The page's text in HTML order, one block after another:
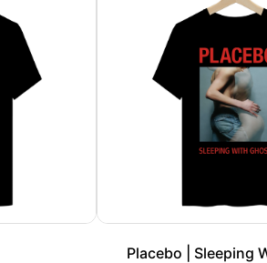
Placebo | Sleeping